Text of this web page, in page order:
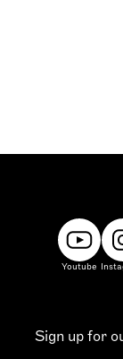
Youtube
Sign up for